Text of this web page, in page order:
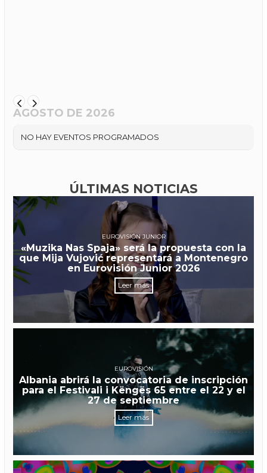
AGOSTO DE 2026
NO HAY EVENTOS PROGRAMADOS
ÚLTIMAS NOTICIAS
EUROVISIÓN JUNIOR
«Muzika Nas Spaja» será la propuesta con la
que Mija Vujović representará a Montenegro
en Eurovisión Junior 2026
Leer más
EUROVISIÓN
Albania abrirá la convocatoria de inscripción
para el Festivali i Këngës 65 entre el 22 y el
27 de septiembre
Leer más